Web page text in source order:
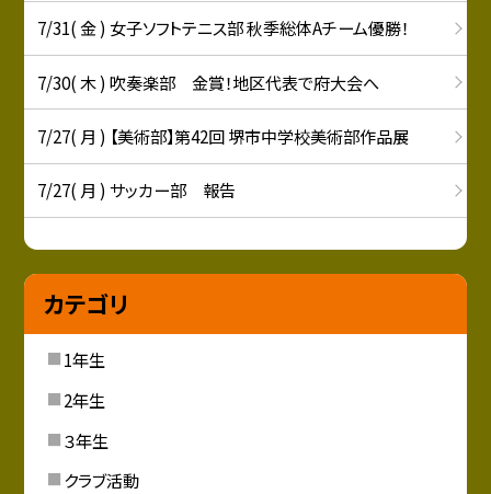
7/31( 金 ) 女子ソフトテニス部 秋季総体Aチーム優勝！
7/30( 木 ) 吹奏楽部 金賞！地区代表で府大会へ
7/27( 月 ) 【美術部】第42回 堺市中学校美術部作品展
7/27( 月 ) サッカー部 報告
カテゴリ
1年生
2年生
３年生
クラブ活動